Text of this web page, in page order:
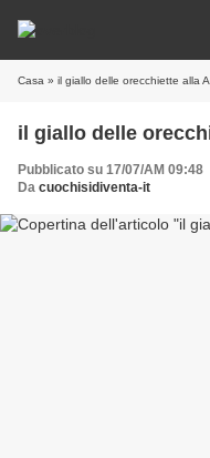
Casa » il giallo delle orecchiette alla
il giallo delle
Pubblicato su 17/07/AM 09:48
Da cuochisidiventa-it